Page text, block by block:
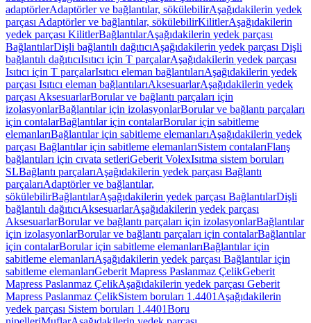
adaptörlerAdaptörler ve bağlantılar, sökülebilirAşağıdakilerin yedek
parçası Adaptörler ve bağlantılar, sökülebilirKilitlerAşağıdakilerin
yedek parçası KilitlerBağlantılarAşağıdakilerin yedek parçası
BağlantılarDişli bağlantılı dağıtıcıAşağıdakilerin yedek parçası Dişli
bağlantılı dağıtıcıIsıtıcı için T parçalarAşağıdakilerin yedek parçası
Isıtıcı için T parçalarIsıtıcı eleman bağlantılarıAşağıdakilerin yedek
parçası Isıtıcı eleman bağlantılarıAksesuarlarAşağıdakilerin yedek
parçası AksesuarlarBorular ve bağlantı parçaları için
izolasyonlarBağlantılar için izolasyonlarBorular ve bağlantı parçaları
için contalarBağlantılar için contalarBorular için sabitleme
elemanlarıBağlantılar için sabitleme elemanlarıAşağıdakilerin yedek
parçası Bağlantılar için sabitleme elemanlarıSistem contalarıFlanş
bağlantıları için cıvata setleriGeberit VolexIsıtma sistem boruları
SLBağlantı parçalarıAşağıdakilerin yedek parçası Bağlantı
parçalarıAdaptörler ve bağlantılar,
sökülebilirBağlantılarAşağıdakilerin yedek parçası BağlantılarDişli
bağlantılı dağıtıcıAksesuarlarAşağıdakilerin yedek parçası
AksesuarlarBorular ve bağlantı parçaları için izolasyonlarBağlantılar
için izolasyonlarBorular ve bağlantı parçaları için contalarBağlantılar
için contalarBorular için sabitleme elemanlarıBağlantılar için
sabitleme elemanlarıAşağıdakilerin yedek parçası Bağlantılar için
sabitleme elemanlarıGeberit Mapress Paslanmaz ÇelikGeberit
Mapress Paslanmaz ÇelikAşağıdakilerin yedek parçası Geberit
Mapress Paslanmaz ÇelikSistem boruları 1.4401 Aşağıdakilerin
yedek parçası Sistem boruları 1.4401Boru